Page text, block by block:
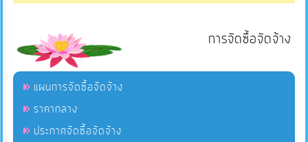
การจัดซื้อจัดจ้าง
แผนการจัดซื้อจัดจ้าง
ราคากลาง
ประกาศจัดซื้อจัดจ้าง